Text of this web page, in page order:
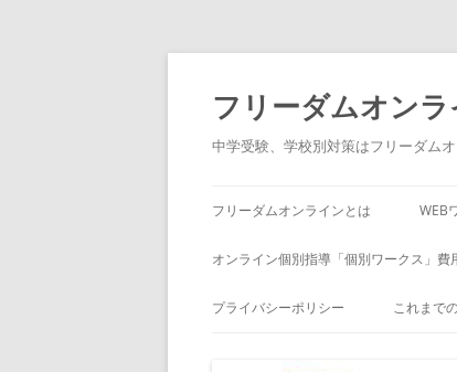
コ
ン
ツ
へ
ス
フリーダムオン
中学受験、学校別対策はフリーダム
フリーダムオンラインとは WEB
オンライン個別指導「個別ワークス」費
プライバシーポリシー これまで